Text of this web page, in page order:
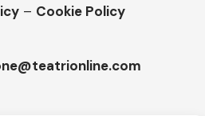
– Cookie Policy